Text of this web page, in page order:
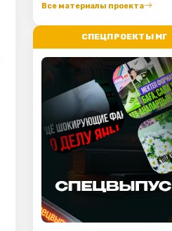
Все материалы проекта
СПЕЦПРОЕКТЫ МГ